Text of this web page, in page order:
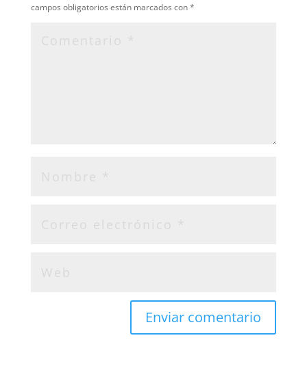
campos obligatorios están marcados con*